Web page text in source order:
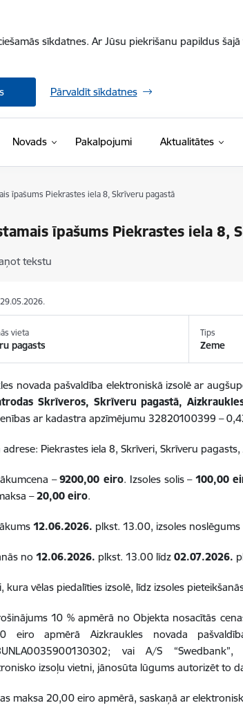
sīkdatnes. Ar Jūsu piekrišanu papildus
Pārvaldīt sīkdatnes
Novads Pakalpojumi Aktualitātes
īpašums Piekrastes iela 8, Skrīveru pagastā
īpašums Piekrastes iela 8,
tekstu
vieta
pagasts
Tips
Zeme
novada pašvaldība elektroniskā izsolē ar
Skrīveros, Skrīveru pagastā,
ar kadastra apzīmējumu 32820100399 –
Piekrastes iela 8, Skrīveri, Skrīveru
–9200,00 eiro. Izsoles solis –100,00
–20,00 eiro.
12.06.2026. plkst. 13.00, izsoles noslēgums
no12.06.2026. plkst. 13.00 līdz02.07.2026.
kura vēlas piedalīties izsolē, līdz izsoles
10 % apmērā no Objekta nosacītās
eiro apmērā Aizkraukles novada
vai A/S
izsoļu vietni, jānosūta lūgums autorizēt to
maksa 20,00 eiro apmērā, saskaņā ar